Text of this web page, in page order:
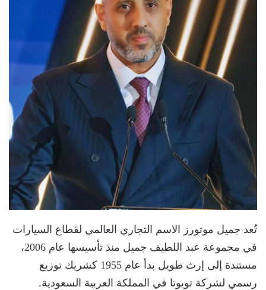
تُعد جميل موتورز الاسم التجاري العالمي لقطاع السيارات
في مجموعة عبد اللطيف جميل منذ تأسيسها عام 2006،
مستندة إلى إرث طويل بدأ عام 1955 كشريك توزيع
رسمي لشركة تويوتا في المملكة العربية السعودية.